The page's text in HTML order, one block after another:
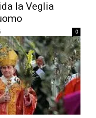
la Veglia
0